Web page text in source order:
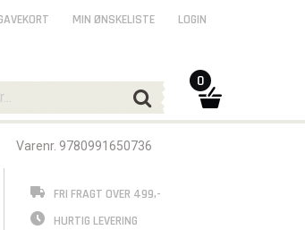
Varenr. 9780991650736
FRI FRAGT OVER 499,-
HURTIG LEVERING
MIN ØNSKELISTE LOGIN
0